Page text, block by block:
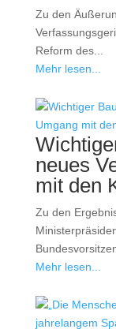
Zu den
Reform des...
Mehr lesen...
neues
mit den
Zu den
Mehr lesen...